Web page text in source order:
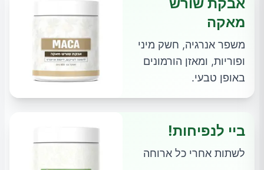
מאקה
משפר אנרגיה, חשק מיני
ופוריות, ומאזן הורמונים
באופן טבעי.
ביי לנפיחות!
לשתות אחרי כל ארוחה